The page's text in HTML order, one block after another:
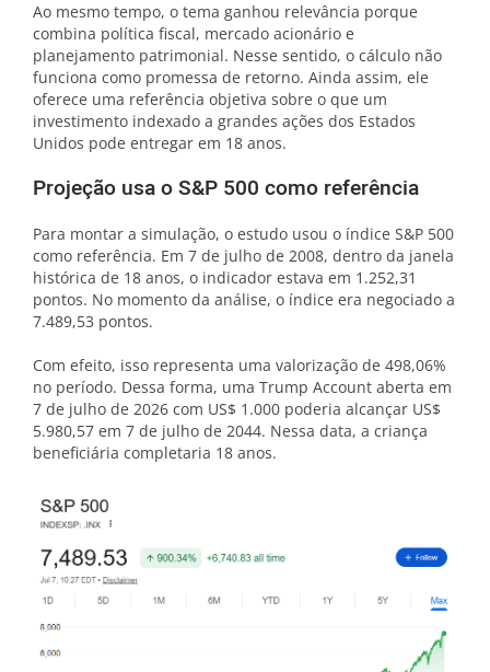
Ao mesmo tempo, o tema ganhou relevância porque
combina política fiscal, mercado acionário e
planejamento patrimonial. Nesse sentido, o cálculo não
funciona como promessa de retorno. Ainda assim, ele
oferece uma referência objetiva sobre o que um
investimento indexado a grandes ações dos Estados
Unidos pode entregar em 18 anos.
Projeção usa o S&P 500 como referência
Para montar a simulação, o estudo usou o índice S&P 500
como referência. Em 7 de julho de 2008, dentro da janela
histórica de 18 anos, o indicador estava em 1.252,31
pontos. No momento da análise, o índice era negociado a
7.489,53 pontos.
Com efeito, isso representa uma valorização de 498,06%
no período. Dessa forma, uma Trump Account aberta em
7 de julho de 2026 com US$ 1.000 poderia alcançar US$
5.980,57 em 7 de julho de 2044. Nessa data, a criança
beneficiária completaria 18 anos.